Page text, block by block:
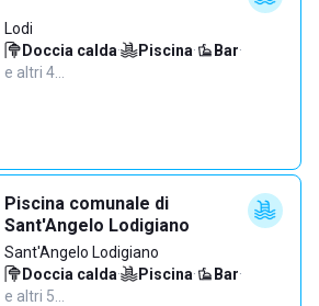
Lodi
Doccia calda· Piscina· Bar·
e altri 4…
Piscina comunale di
Sant'Angelo Lodigiano
Sant'Angelo Lodigiano
Doccia calda· Piscina· Bar·
e altri 5…